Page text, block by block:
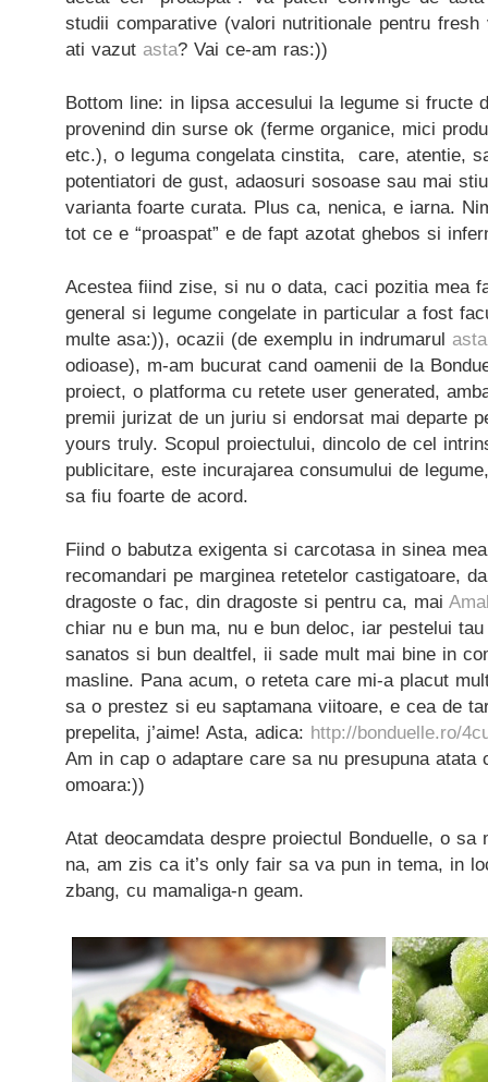
studii comparative (valori nutritionale pentru
ati vazut asta? Vai ce-am ras:))
Bottom line: in lipsa accesului la legume si fructe
provenind din surse ok (ferme organice, mici
etc.), o leguma congelata cinstita, care, atentie,
potentiatori de gust, adaosuri sosoase sau mai
varianta foarte curata. Plus ca, nenica, e iarna.
tot ce e “proaspat” e de fapt azotat ghebos si
Acestea fiind zise, si nu o data, caci pozitia mea
general si legume congelate in particular a fost
multe asa:)), ocazii (de exemplu in indrumarul asta
odioase), m-am bucurat cand oamenii de la
proiect, o platforma cu retete user generated,
premii jurizat de un juriu si endorsat mai departe
yours truly. Scopul proiectului, dincolo de cel
publicitare, este incurajarea consumului de
sa fiu foarte de acord.
Fiind o babutza exigenta si carcotasa in sinea
recomandari pe marginea retetelor castigatoare,
dragoste o fac, din dragoste si pentru ca, mai
chiar nu e bun ma, nu e bun deloc, iar pestelui
sanatos si bun dealtfel, ii sade mult mai bine in
masline. Pana acum, o reteta care mi-a placut
sa o prestez si eu saptamana viitoare, e cea de
prepelita, j’aime! Asta, adica: http://bonduelle.ro/
Am in cap o adaptare care sa nu presupuna
omoara:))
Atat deocamdata despre proiectul Bonduelle, o
na, am zis ca it’s only fair sa va pun in tema, in
zbang, cu mamaliga-n geam.